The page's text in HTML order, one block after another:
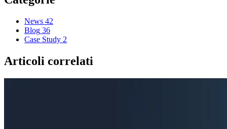
News 42
Blog 36
Case Study 2
Articoli correlati